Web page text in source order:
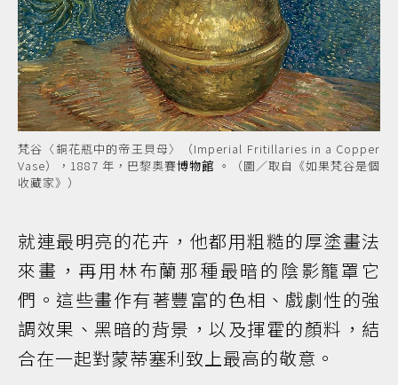
梵谷〈銅花瓶中的帝王貝母〉（Imperial Fritillaries in a Copper
Vase），1887 年，巴黎奧賽博物館 。（圖／取自《如果梵谷是個
收藏家》）
就連最明亮的花卉，他都用粗糙的厚塗畫法
來畫，再用林布蘭那種最暗的陰影籠罩它
們。這些畫作有著豐富的色相、戲劇性的強
調效果、黑暗的背景，以及揮霍的顏料，結
合在一起對蒙蒂塞利致上最高的敬意。